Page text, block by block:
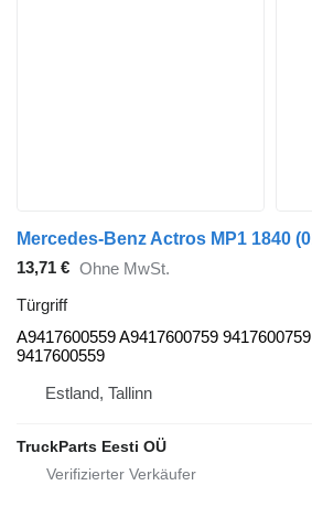
13,71 € Ohne MwSt.
Türgriff
A9417600559 A9417600759 9417600759
9417600559
Estland, Tallinn
TruckParts Eesti OÜ